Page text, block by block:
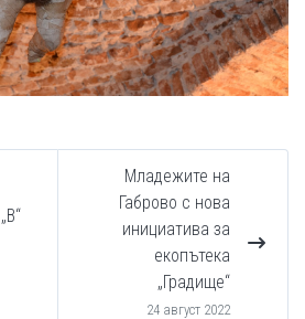
Младежите на
Габрово с нова
инициатива за
екопътека
„Градище“
24 август 2022